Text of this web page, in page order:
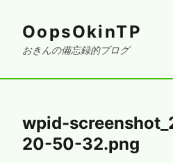
OopsOkinTP
おきんの備忘録的ブログ
wpid-
20-50-32.png